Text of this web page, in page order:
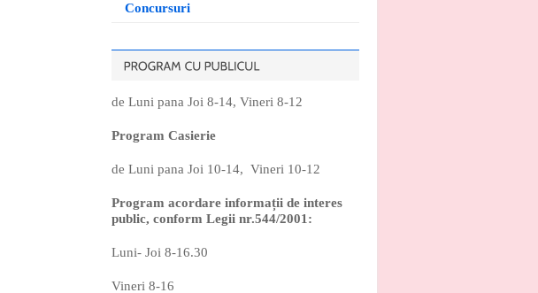
Concursuri
de Luni pana Joi 8-14, Vineri 8-12
Program Casierie
de Luni pana Joi 10-14, Vineri 10-12
Program acordare informații de interes
public, conform Legii nr.544/2001:
Luni- Joi 8-16.30
Vineri 8-16